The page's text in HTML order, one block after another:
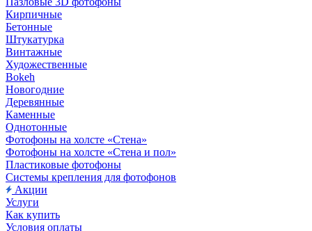
Кирпичные
Бетонные
Штукатурка
Винтажные
Художественные
Bokeh
Новогодние
Деревянные
Каменные
Однотонные
Фотофоны на холсте «Стена»
Фотофоны на холсте «Стена и пол»
Пластиковые фотофоны
Системы крепления для фотофонов
Акции
Услуги
Как купить
Условия оплаты